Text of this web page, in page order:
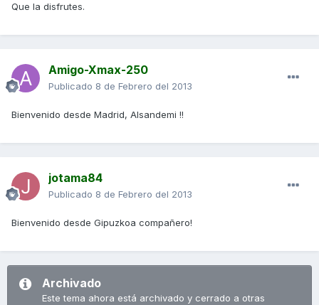
Que la disfrutes.
Amigo-Xmax-250
Publicado 8 de Febrero del 2013
Bienvenido desde Madrid, Alsandemi !!
jotama84
Publicado 8 de Febrero del 2013
Bienvenido desde Gipuzkoa compañero!
Archivado
Este tema ahora está archivado y cerrado a otras